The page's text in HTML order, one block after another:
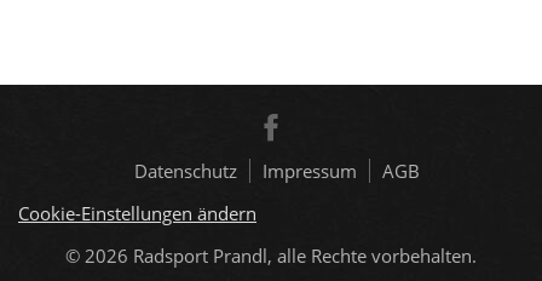
© 2026 Radsport Prandl, alle Rechte vorbehalten.
Datenschutz Impressum
AGB
Cookie-Einstellungen ändern